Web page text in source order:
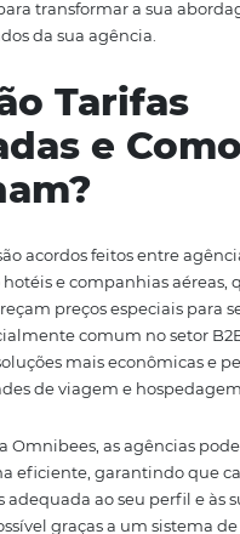
de seus
Com isso, o
na satisfação e
de uma agência
as vantagens que a
ser esperados. Ao
para transformar a sua
da sua agência.
e